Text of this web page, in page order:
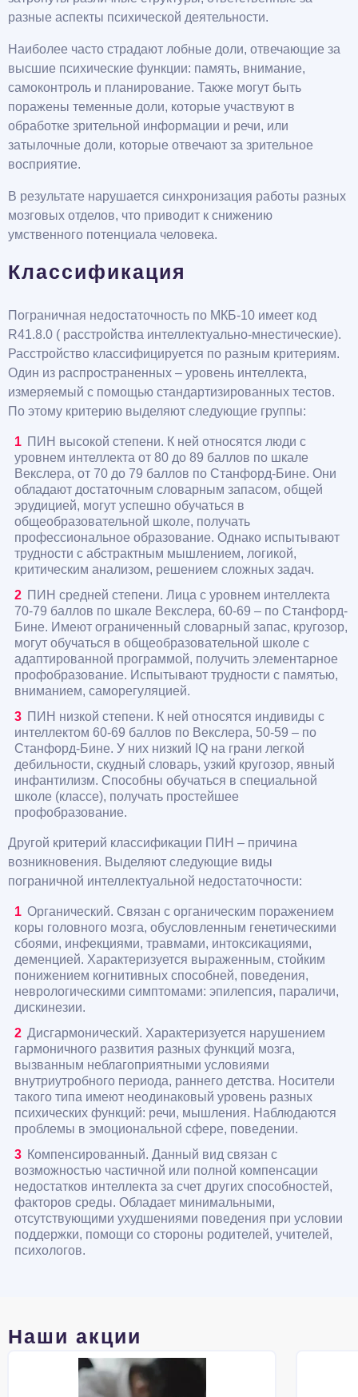
разные аспекты психической деятельности.
Наиболее часто страдают лобные доли, отвечающие за
высшие психические функции: память, внимание,
самоконтроль и планирование. Также могут быть
поражены теменные доли, которые участвуют в
обработке зрительной информации и речи, или
затылочные доли, которые отвечают за зрительное
восприятие.
В результате нарушается синхронизация работы разных
мозговых отделов, что приводит к снижению
умственного потенциала человека.
Классификация
Пограничная недостаточность по МКБ-10 имеет код
R41.8.0 ( расстройства интеллектуально-мнестические).
Расстройство классифицируется по разным критериям.
Один из распространенных – уровень интеллекта,
измеряемый с помощью стандартизированных тестов.
По этому критерию выделяют следующие группы:
ПИН высокой степени. К ней относятся люди с
уровнем интеллекта от 80 до 89 баллов по шкале
Векслера, от 70 до 79 баллов по Станфорд-Бине. Они
обладают достаточным словарным запасом, общей
эрудицией, могут успешно обучаться в
общеобразовательной школе, получать
профессиональное образование. Однако испытывают
трудности с абстрактным мышлением, логикой,
критическим анализом, решением сложных задач.
ПИН средней степени. Лица с уровнем интеллекта
70-79 баллов по шкале Векслера, 60-69 – по Станфорд-
Бине. Имеют ограниченный словарный запас, кругозор,
могут обучаться в общеобразовательной школе с
адаптированной программой, получить элементарное
профобразование. Испытывают трудности с памятью,
вниманием, саморегуляцией.
ПИН низкой степени. К ней относятся индивиды с
интеллектом 60-69 баллов по Векслера, 50-59 – по
Станфорд-Бине. У них низкий IQ на грани легкой
дебильности, скудный словарь, узкий кругозор, явный
инфантилизм. Способны обучаться в специальной
школе (классе), получать простейшее
профобразование.
Другой критерий классификации ПИН – причина
возникновения. Выделяют следующие виды
пограничной интеллектуальной недостаточности:
Органический. Связан с органическим поражением
коры головного мозга, обусловленным генетическими
сбоями, инфекциями, травмами, интоксикациями,
деменцией. Характеризуется выраженным, стойким
понижением когнитивных способней, поведения,
неврологическими симптомами: эпилепсия, параличи,
дискинезии.
Дисгармонический. Характеризуется нарушением
гармоничного развития разных функций мозга,
вызванным неблагоприятными условиями
внутриутробного периода, раннего детства. Носители
такого типа имеют неодинаковый уровень разных
психических функций: речи, мышления. Наблюдаются
проблемы в эмоциональной сфере, поведении.
Компенсированный. Данный вид связан с
возможностью частичной или полной компенсации
недостатков интеллекта за счет других способностей,
факторов среды. Обладает минимальными,
отсутствующими ухудшениями поведения при условии
поддержки, помощи со стороны родителей, учителей,
психологов.
Наши акции